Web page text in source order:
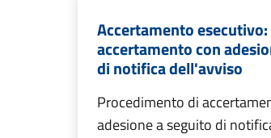
Accertamento esecutivo:
accertamento con
di notifica dell'avviso
Procedimento di
adesione a seguito di